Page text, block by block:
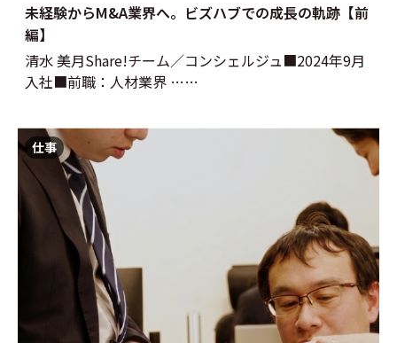
未経験からM&A業界へ。ビズハブでの成長の軌跡【前
編】
清水 美月Share!チーム／コンシェルジュ■2024年9月
入社■前職：人材業界 ……
仕事